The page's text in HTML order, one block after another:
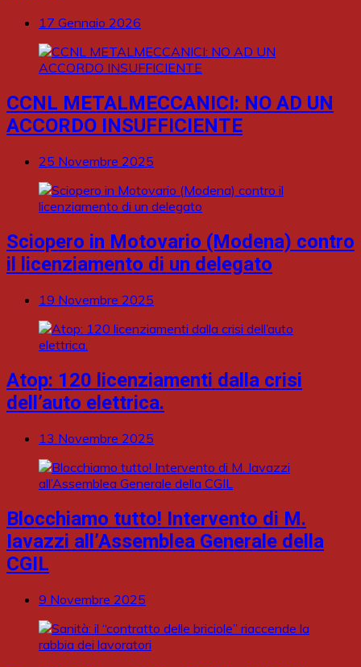
17 Gennaio 2026
CCNL METALMECCANICI: NO AD UN
ACCORDO INSUFFICIENTE
25 Novembre 2025
Sciopero in Motovario (Modena) contro
il licenziamento di un delegato
19 Novembre 2025
Atop: 120 licenziamenti dalla crisi
dell’auto elettrica.
13 Novembre 2025
Blocchiamo tutto! Intervento di M.
Iavazzi all’Assemblea Generale della
CGIL
9 Novembre 2025